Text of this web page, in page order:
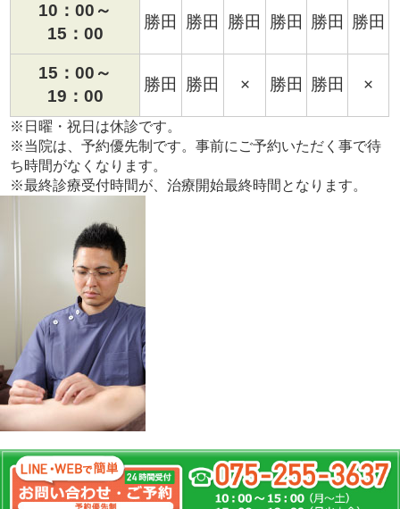
10：00～
15：00
勝田 勝田 勝田 勝田 勝田 勝田
15：00～
19：00
勝田 勝田 × 勝田 勝田 ×
※日曜・祝日は休診です。
※当院は、予約優先制です。事前にご予約いただく事で待
ち時間がなくなります。
※最終診療受付時間が、治療開始最終時間となります。